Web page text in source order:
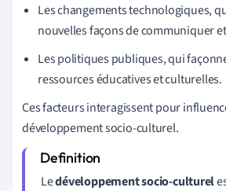
Les changements technologiques,
nouvelles façons de communiquer
Les politiques publiques, qui
ressources éducatives et culturelles.
Ces facteurs interagissent pour
développement socio-culturel.
Ledéveloppement socio-culturel